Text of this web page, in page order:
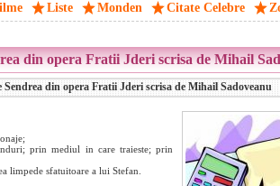
Liste Monden Citate Celebre
din opera Fratii Jderi scrisa de Mihail
din opera Fratii Jderi scrisa de Mihail Sadoveanu
prin mediul in care traieste; prin
limpede sfatuitoare a lui Stefan.